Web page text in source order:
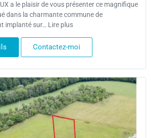
a le plaisir de vous présenter ce magnifique
dans la charmante commune de
implanté sur… Lire plus
Contactez-moi